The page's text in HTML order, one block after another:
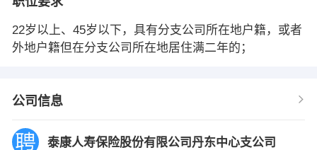
22岁以上、45岁以下，具有分支公司所在地户籍，或者
外地户籍但在分支公司所在地居住满二年的；
公司信息
泰康人寿保险股份有限公司丹东中心支公司